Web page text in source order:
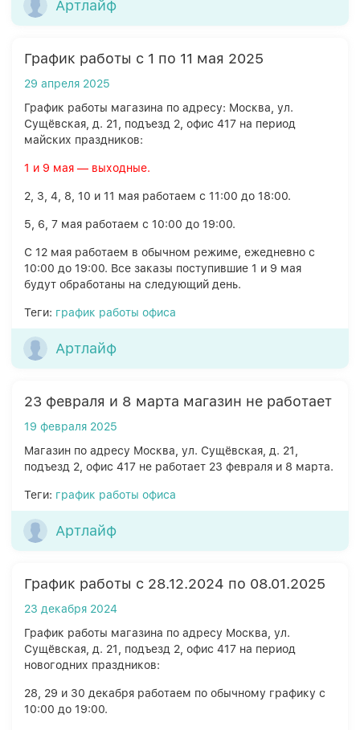
Артлайф
График работы с 1 по 11 мая 2025
29 апреля 2025
График работы магазина по адресу: Москва, ул.
Сущёвская, д. 21, подъезд 2, офис 417 на период
майских праздников:
1 и 9 мая — выходные.
2, 3, 4, 8, 10 и 11 мая работаем с 11:00 до 18:00.
5, 6, 7 мая работаем с 10:00 до 19:00.
С 12 мая работаем в обычном режиме, ежедневно с
10:00 до 19:00. Все заказы поступившие 1 и 9 мая
будут обработаны на следующий день.
Теги: график работы офиса
Артлайф
23 февраля и 8 марта магазин не работает
19 февраля 2025
Магазин по адресу Москва, ул. Сущёвская, д. 21,
подъезд 2, офис 417 не работает 23 февраля и 8 марта.
Теги: график работы офиса
Артлайф
График работы с 28.12.2024 по 08.01.2025
23 декабря 2024
График работы магазина по адресу Москва, ул.
Сущёвская, д. 21, подъезд 2, офис 417 на период
новогодних праздников:
28, 29 и 30 декабря работаем по обычному графику с
10:00 до 19:00.